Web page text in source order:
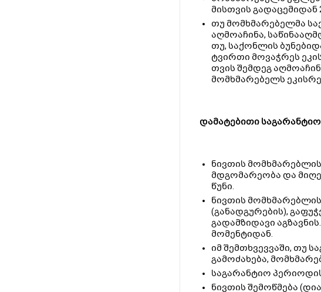
მისთვის
თუ მომხმარებელმა
აღმოაჩინა,
თუ, საქონლის
ტვირთი მოვაჭრეს
თვის შემდეგ
მომხმარებელს
დამატებითი
ნივთის
მდგომარეობა და
წუნი.
ნივთის
(განადგურების),
გადამზიდავი
მომენტიდან.
იმ შემთხვევვაში, თუ
გამოძახება,
საგარანტიო
ნივთის შემოწმება